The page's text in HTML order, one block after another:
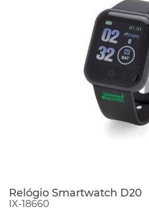
Relógio Smartwatch D20
IX-18660